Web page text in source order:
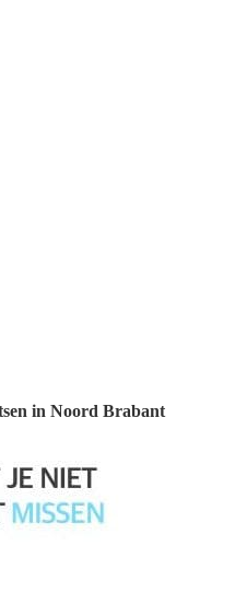
in Noord Brabant